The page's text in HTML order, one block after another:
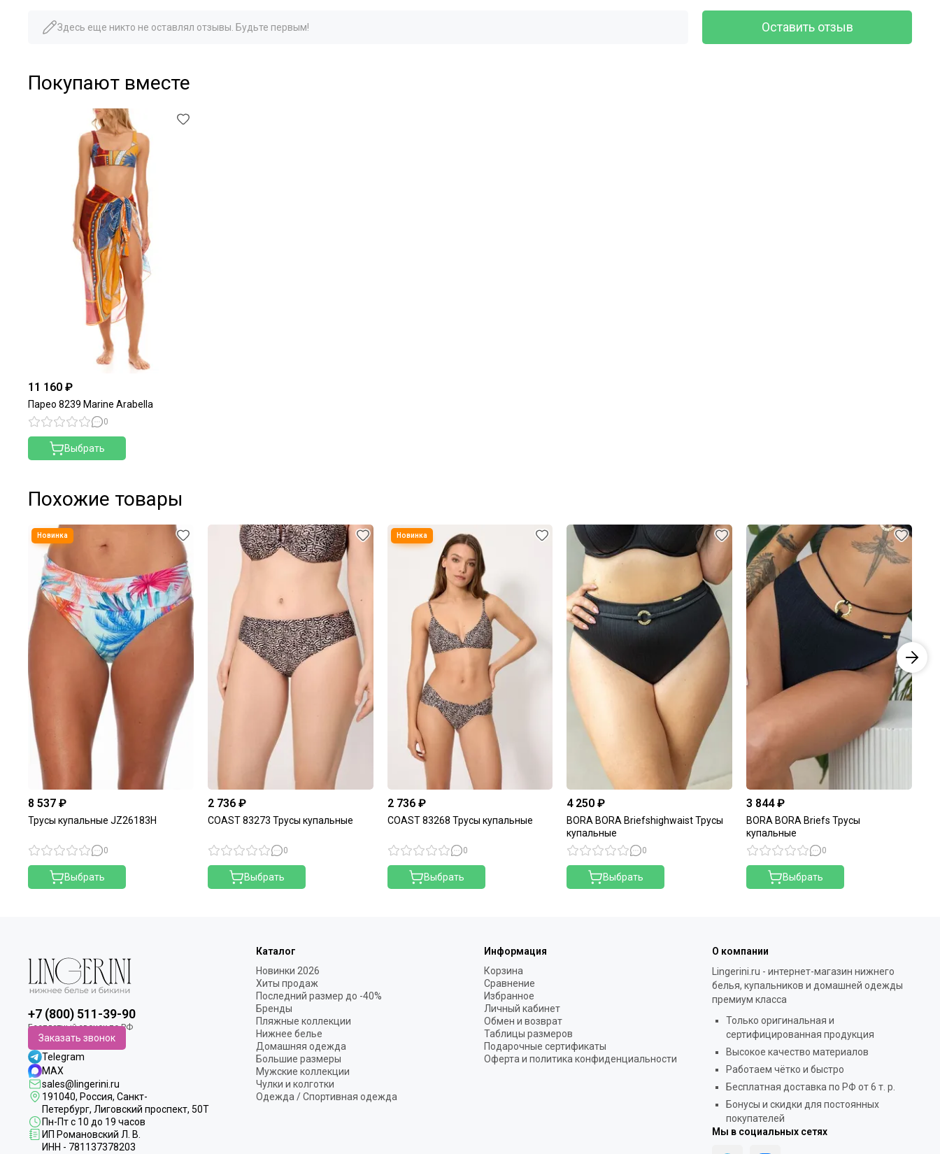
Здесь еще никто не оставлял отзывы. Будьте первым! Оставить отзыв
Покупают вместе
11 160 ₽
Парео 8239 Marine Arabella
0
Выбрать
Похожие товары
8 537 ₽
Трусы купальные JZ26183H
0
Выбрать
2 736 ₽
COAST 83273 Трусы купальные
0
Выбрать
2 736 ₽
COAST 83268 Трусы купальные
0
Выбрать
4 250 ₽
BORA BORA Briefshighwaist Трусы
купальные
0
Выбрать
3 844 ₽
BORA BORA Briefs Трусы
купальные
0
Выбрать
+7 (800) 511-39-90
Заказать звонок
Telegram
MAX
sales@lingerini.ru
191040, Россия, Санкт-
Петербург, Лиговский проспект, 50Т
Пн-Пт с 10 до 19 часов
ИП Романовский Л. В.
ИНН - 781137378203
Каталог
Новинки 2026
Хиты продаж
Последний размер до -40%
Бренды
Пляжные коллекции
Нижнее белье
Домашняя одежда
Большие размеры
Мужские коллекции
Чулки и колготки
Одежда / Спортивная одежда
Информация
Корзина
Сравнение
Избранное
Личный кабинет
Обмен и возврат
Таблицы размеров
Подарочные сертификаты
Оферта и политика конфиденциальности
О компании
Lingerini.ru - интернет-магазин нижнего
белья, купальников и домашней одежды
премиум класса
Только оригинальная и
сертифицированная продукция
Высокое качество материалов
Работаем чётко и быстро
Бесплатная доставка по РФ от 6 т. р.
Бонусы и скидки для постоянных
покупателей
Мы в социальных сетях